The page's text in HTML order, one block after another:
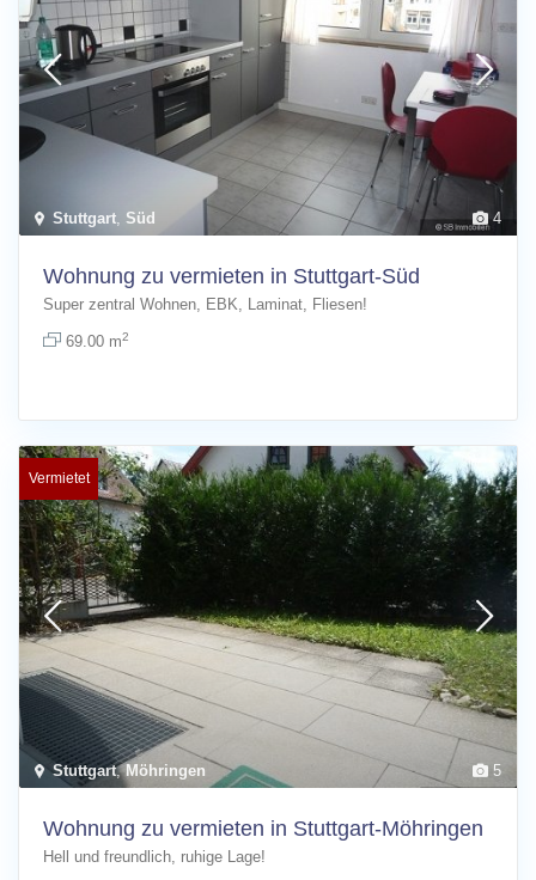
4
Stuttgart Süd
Wohnung zu vermieten in Stuttgart-Süd
Super zentral Wohnen, EBK, Laminat, Fliesen!
69.00 m2
5
Stuttgart,Möhringen
Vermietet
Wohnung zu vermieten in Stuttgart-Möhringen
Hell und freundlich, ruhige Lage!